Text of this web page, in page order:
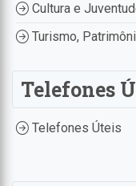
Cultura e
Turismo,
Telefones
Telefones Úteis